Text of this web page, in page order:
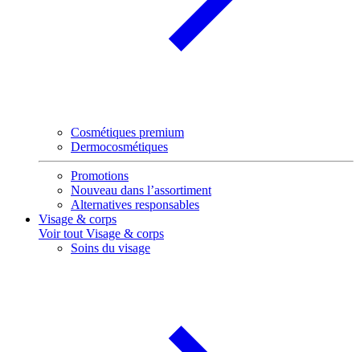
Cosmétiques premium
Dermocosmétiques
Promotions
Nouveau dans l’assortiment
Alternatives responsables
Visage & corps
Voir tout Visage & corps
Soins du visage